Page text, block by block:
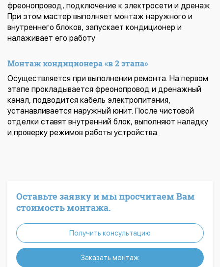
фреонопровод, подключение к электросети и дренаж.
При этом мастер выполняет монтаж наружного и
внутреннего блоков, запускает кондиционер и
налаживает его работу
Монтаж кондиционера «в 2 этапа»
Осуществляется при выполнении ремонта. На первом
этапе прокладывается фреонопровод и дренажный
канал, подводится кабель электропитания,
устанавливается наружный юнит. После чистовой
отделки ставят внутренний блок, выполняют наладку
и проверку режимов работы устройства.
Оставьте заявку и мы просчитаем Вам
стоимость монтажа.
Получить консультацию
Заказать монтаж